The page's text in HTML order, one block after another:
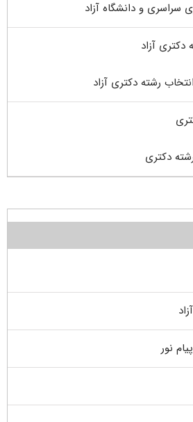
سراسری و دانشگاه آزاد
آزاد
رشته دکتری آزاد
دکتری
نور